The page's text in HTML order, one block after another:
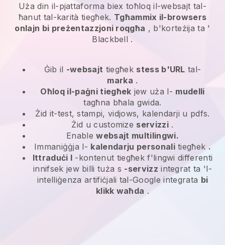
Uża din il-pjattaforma biex toħloq il-websajt tal-
ħanut tal-karità tiegħek. Tgħammix il-browsers
onlajn bi preżentazzjoni roqgħa , b'korteżija ta '
Blackbell .
Ġib il -websajt tiegħek stess b'URL tal-
marka .
Oħloq il-paġni tiegħek jew uża l- mudelli
tagħna bħala gwida.
Żid it-test, stampi, vidjows, kalendarji u pdfs.
Żid u customize servizzi .
Enablewebsajt multilingwi.
Immaniġġja l- kalendarju personalitiegħek .
Ittraduċi l -kontenut tiegħek f'lingwi differenti
innifsek jew billi tuża s -servizz integrat ta 'l-
intelliġenza artifiċjali tal-Google integrata bi
klikk waħda .